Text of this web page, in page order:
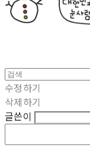
수정하기
삭제하기
글쓴이